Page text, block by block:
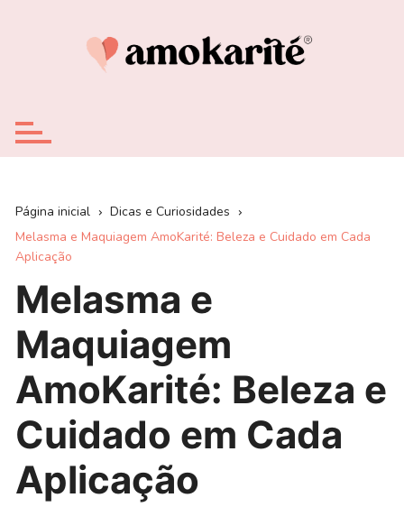
Página inicial
Dicas e Curiosidades
Melasma e Maquiagem AmoKarité: Beleza e Cuidado em Cada
Aplicação
Melasma e
Maquiagem
AmoKarité: Beleza e
Cuidado em Cada
Aplicação